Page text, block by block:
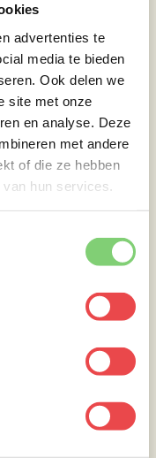
advertenties te
media te bieden
Ook delen we
site met onze
en analyse. Deze
met andere
of die ze hebben
hun services.